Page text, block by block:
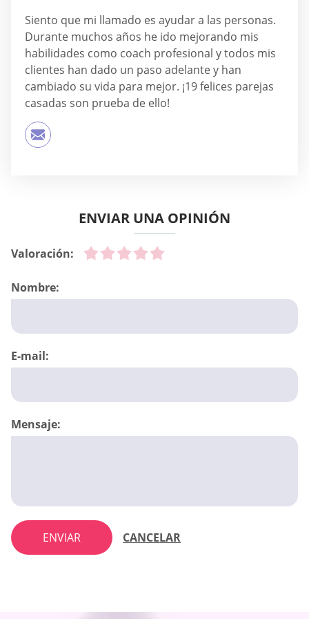
Siento que mi llamado es ayudar a las personas.
Durante muchos años he ido mejorando mis
habilidades como coach profesional y todos mis
clientes han dado un paso adelante y han
cambiado su vida para mejor. ¡19 felices parejas
casadas son prueba de ello!
ENVIAR UNA OPINIÓN
Valoración:
Nombre:
E-mail:
Mensaje:
ENVIAR CANCELAR